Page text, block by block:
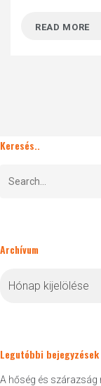
READ MORE
Keresés..
Archívum
Legutóbbi bejegyzések
A hőség és szárazság